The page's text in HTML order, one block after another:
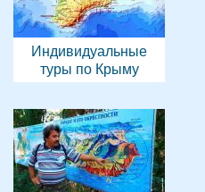
Индивидуальные
туры по Крыму